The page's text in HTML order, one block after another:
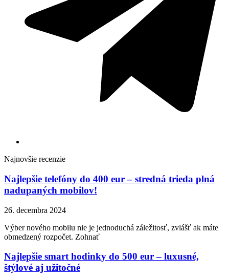
Najnovšie recenzie
Najlepšie telefóny do 400 eur – stredná trieda plná
nadupaných mobilov!
26. decembra 2024
Výber nového mobilu nie je jednoduchá záležitosť, zvlášť ak máte
obmedzený rozpočet. Zohnať
Najlepšie smart hodinky do 500 eur – luxusné,
štýlové aj užitočné